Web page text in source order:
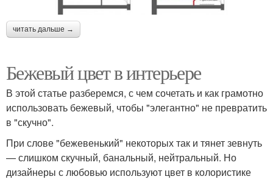
читать дальше →
Бежевый цвет в интерьере
В этой статье разберемся, с чем сочетать и как грамотно
использовать бежевый, чтобы "элегантно" не превратить
в "скучно".
При слове "бежевенький" некоторых так и тянет зевнуть
— слишком скучный, банальный, нейтральный. Но
дизайнеры с любовью используют цвет в колористике